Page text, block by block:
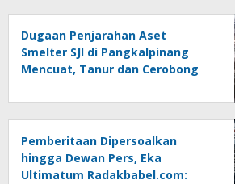
Dugaan Penjarahan Aset
Smelter SJI di Pangkalpinang
Mencuat, Tanur dan Cerobong
Kiloan, Legalitas Dipertanyakan
Pemberitaan Dipersoalkan
hingga Dewan Pers, Eka
Ultimatum Radakbabel.com: